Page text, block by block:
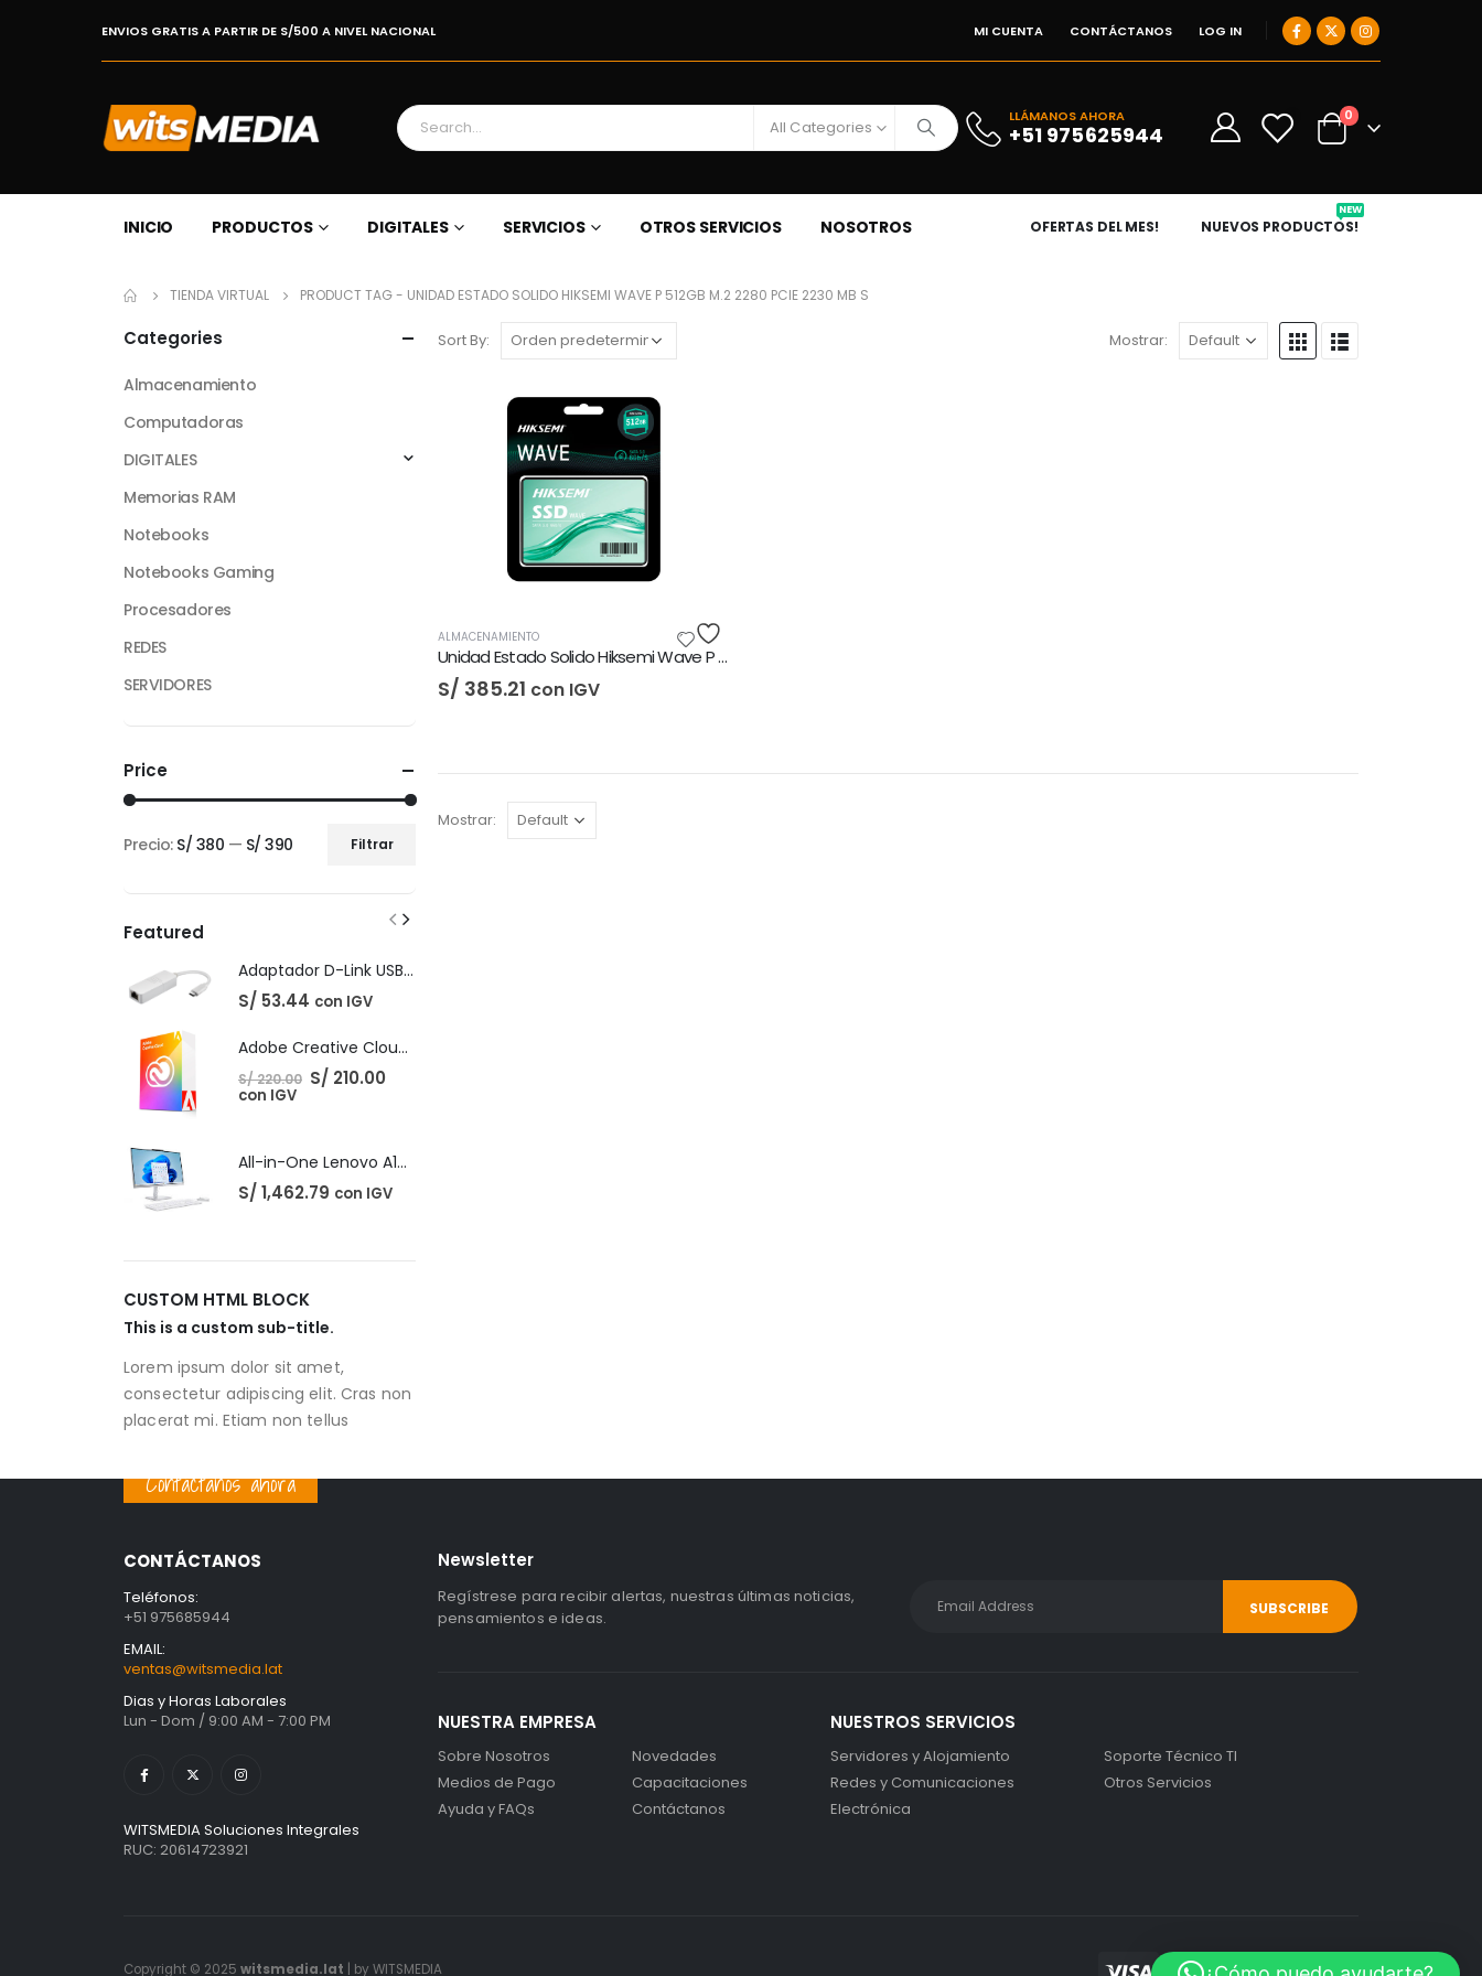
ENVIOS GRATIS A PARTIR DE S/500 A NIVEL NACIONAL MI CUENTA CONTÁCTANOS LOG IN
All Categories
LLÁMANOS AHORA
+51 975625944
0 0
INICIO PRODUCTOS DIGITALES SERVICIOS OTROS SERVICIOS NOSOTROS OFERTAS DEL MES! NUEVOS PRODUCTOS!
NEW
TIENDA VIRTUAL PRODUCT TAG - UNIDAD ESTADO SOLIDO HIKSEMI WAVE P 512GB M.2 2280 PCIE 2230 MB S
Sort By: Mostrar:
ALMACENAMIENTO
Unidad Estado Solido Hiksemi Wave P 512GB
S/ 385.21 con IGV
Mostrar:
Categories
Almacenamiento
Computadoras
DIGITALES
Memorias RAM
Notebooks
Notebooks Gaming
Procesadores
REDES
SERVIDORES
Price
mínimo
máximo
Filtrar
Precio: S/ 380 — S/ 390
Featured
Adaptador D-Link USB-C Gigabit Ethernet LAN
S/ 53.44 con IGV
Adobe Creative Cloud - 1 Año
S/220.00 El
precio
S/ 210.00El
con IGV
All-in-One Lenovo A100
S/1,462.79 con IGV
CUSTOM HTML BLOCK
This is a custom sub-title.
Lorem ipsum dolor sit amet,
consectetur adipiscing elit. Cras non
placerat mi. Etiam non tellus
Contáctanos ahora
CONTÁCTANOS
Teléfonos:
+51 975685944
EMAIL:
ventas@witsmedia.lat
Dias y Horas Laborales
Lun - Dom / 9:00 AM - 7:00 PM
WITSMEDIA Soluciones Integrales
RUC: 20614723921
Newsletter
Regístrese para recibir alertas, nuestras últimas noticias,
pensamientos e ideas.
NUESTRA EMPRESA
Sobre Nosotros
Medios de Pago
Ayuda y FAQs
Novedades
Capacitaciones
Contáctanos
NUESTROS SERVICIOS
Servidores y Alojamiento
Redes y Comunicaciones
Electrónica
Soporte Técnico TI
Otros Servicios
Copyright © 2025 witsmedia.lat | by WITSMEDIA